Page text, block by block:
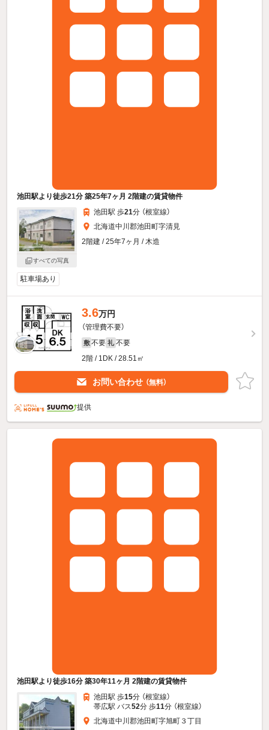
池田駅より徒歩21分 築25年7ヶ月 2階建の賃貸物件
すべての写真
池田駅 歩21分 （根室線）
北海道中川郡池田町字清見
2階建 / 25年7ヶ月 / 木造
駐車場あり
3.6万円
（管理費不要）
敷 不要 礼 不要
2階 / 1DK / 28.51㎡
お問い合わせ （無料）
提供
池田駅より徒歩16分 築30年11ヶ月 2階建の賃貸物件
池田駅 歩15分 （根室線）
帯広駅 バス52分 歩11分 （根室線）
北海道中川郡池田町字旭町３丁目